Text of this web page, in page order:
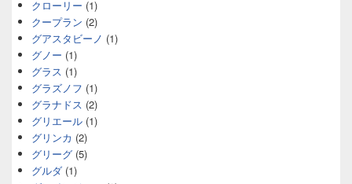
クローリー (1)
クープラン (2)
グアスタビーノ (1)
グノー (1)
グラス (1)
グラズノフ (1)
グラナドス (2)
グリエール (1)
グリンカ (2)
グリーグ (5)
グルダ (1)